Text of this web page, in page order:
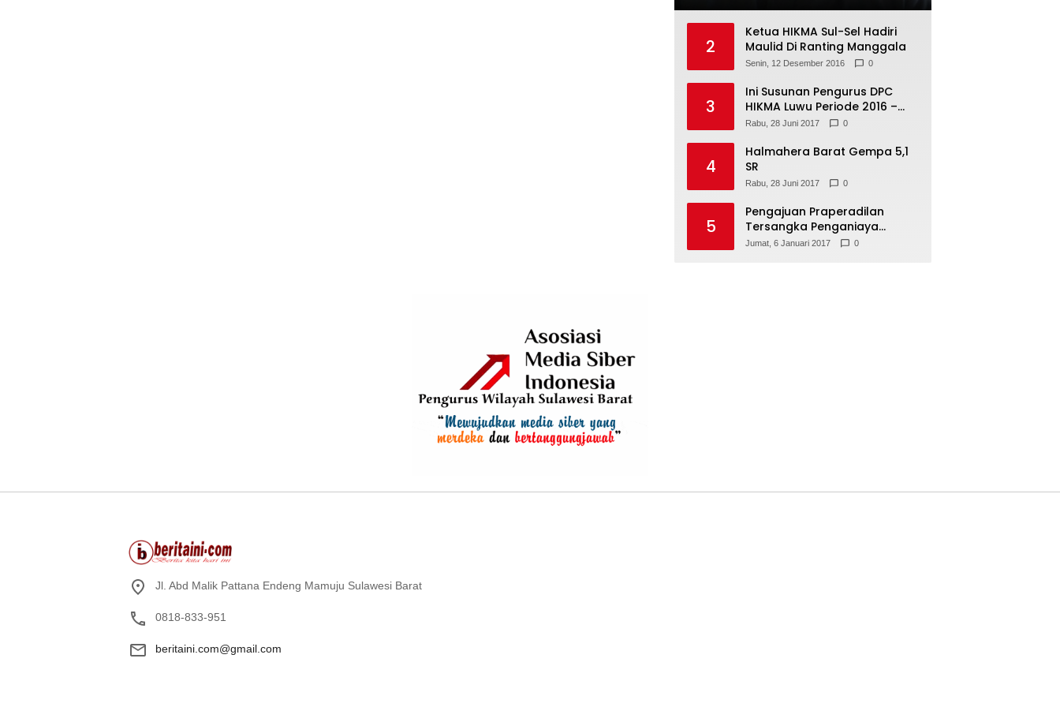
2
Ketua HIKMA Sul-Sel Hadiri
Maulid Di Ranting Manggala
Senin, 12 Desember 2016 0
3
Ini Susunan Pengurus DPC
HIKMA Luwu Periode 2016 –
2021
Rabu, 28 Juni 2017 0
4
Halmahera Barat Gempa 5,1
SR
Rabu, 28 Juni 2017 0
5
Pengajuan Praperadilan
Tersangka Penganiaya
Tamara Bleszynski, Ditolak
Jumat, 6 Januari 2017 0
Jl. Abd Malik Pattana Endeng Mamuju Sulawesi Barat
0818-833-951
beritaini.com@gmail.com